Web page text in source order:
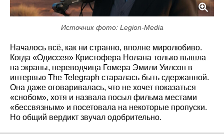
Источник фото: Legion-Media
Началось всё, как ни странно, вполне миролюбиво.
Когда «Одиссея» Кристофера Нолана только вышла
на экраны, переводчица Гомера Эмили Уилсон в
интервью The Telegraph старалась быть сдержанной.
Она даже оговаривалась, что не хочет показаться
«снобом», хотя и назвала посыл фильма местами
«бессвязным» и посетовала на некоторые пропуски.
Но общий вердикт звучал одобрительно.